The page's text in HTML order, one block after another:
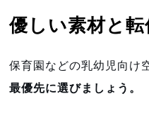
優しい素材と転
保育園などの乳幼児向け
最優先に選びましょう。